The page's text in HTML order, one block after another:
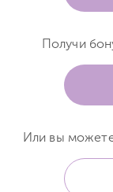
Получи
Или вы